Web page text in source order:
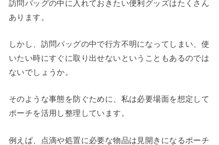
訪問バッグの中に入れておきたい便利グッズはたくさん
あります。
しかし、訪問バッグの中で行方不明になってしまい、使
いたい時にすぐに取り出せないということもあるのでは
ないでしょうか。
そのような事態を防ぐために、私は必要場面を想定して
ポーチを活用し整理しています。
例えば、点滴や処置に必要な物品は見開きになるポーチ